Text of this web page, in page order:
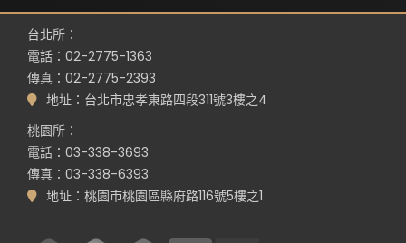
台北所：
電話：02-2775-1363
傳真：02-2775-2393
地址：台北市忠孝東路四段311號3樓之4
桃園所：
電話：03-338-3693
傳真：03-338-6393
地址：桃園市桃園區縣府路116號5樓之1